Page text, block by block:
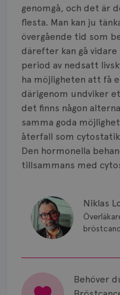
genomgå, och det är
flesta. Man kan ju
övergående tid som
därefter kan gå
period av nedsatt
ha möjligheten att få
därigenom undviker
det finns någon
samma goda
återfall som
Den hormonella
tillsammans med
Niklas
Behöver